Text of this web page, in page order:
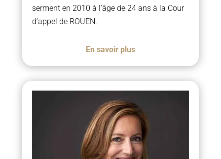
serment en 2010 à l’âge de 24 ans à la Cour
d’appel de ROUEN.
En savoir plus